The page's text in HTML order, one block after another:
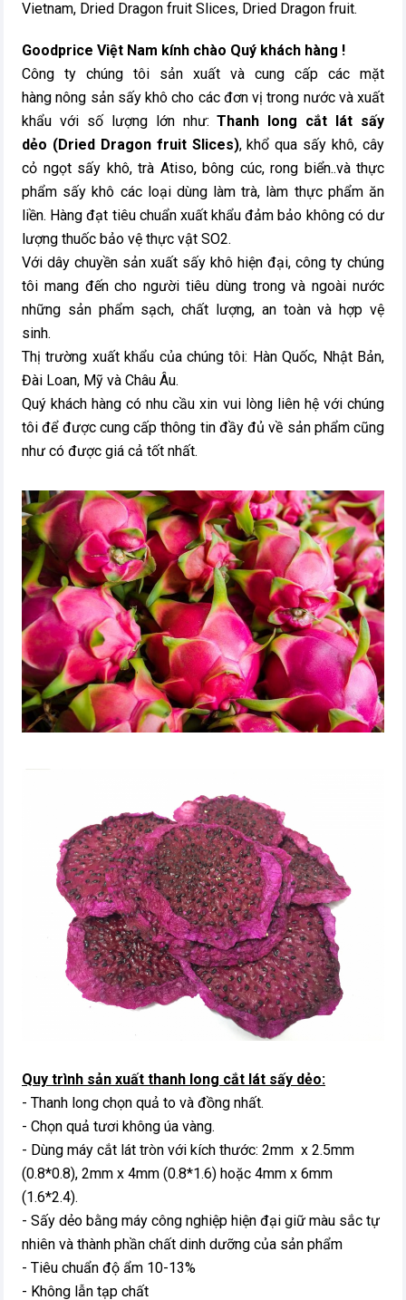
Vietnam, Dried Dragon fruit Slices, Dried Dragon fruit.
Goodprice Việt Nam kính chào Quý khách hàng !
Công ty chúng tôi sản xuất và cung cấp các mặt
hàng nông sản sấy khô cho các đơn vị trong nước và xuất
khẩu với số lượng lớn như:Thanh long cắt lát sấy
dẻo (Dried Dragon fruit Slices), khổ qua sấy khô, cây
cỏ ngọt sấy khô, trà Atiso, bông cúc, rong biển..và thực
phẩm sấy khô các loại dùng làm trà, làm thực phẩm ăn
liền. Hàng đạt tiêu chuẩn xuất khẩu đảm bảo không có dư
lượng thuốc bảo vệ thực vật SO2.
Với dây chuyền sản xuất sấy khô hiện đại, công ty chúng
tôi mang đến cho người tiêu dùng trong và ngoài nước
những sản phẩm sạch, chất lượng, an toàn và hợp vệ
sinh.
Thị trường xuất khẩu của chúng tôi: Hàn Quốc, Nhật Bản,
Đài Loan, Mỹ và Châu Âu.
Quý khách hàng có nhu cầu xin vui lòng liên hệ với chúng
tôi để được cung cấp thông tin đầy đủ về sản phẩm cũng
như có được giá cả tốt nhất.
Quy trình sản xuất thanh long cắt lát sấy dẻo:
- Thanh long chọn quả to và đồng nhất.
- Chọn quả tươi không úa vàng.
- Dùng máy cắt lát tròn với kích thước: 2mm x 2.5mm
(0.8*0.8), 2mm x 4mm (0.8*1.6) hoặc 4mm x 6mm
(1.6*2.4).
- Sấy dẻo bằng máy công nghiệp hiện đại giữ màu sắc tự
nhiên và thành phần chất dinh dưỡng của sản phẩm
- Tiêu chuẩn độ ẩm 10-13%
- Không lẫn tạp chất